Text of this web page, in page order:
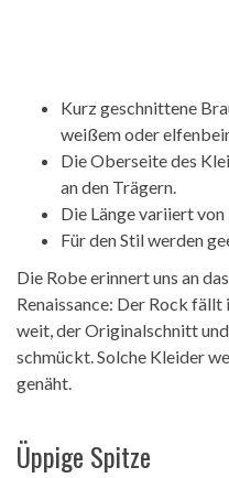
Kurz geschnittene
weißem oder
Die Oberseite des
an den Trägern.
Die Länge variiert
Für den Stil werden
Die Robe erinnert uns an
Renaissance: Der Rock
weit, der Originalschnitt
schmückt. Solche Kleider
genäht.
Üppige Spitze